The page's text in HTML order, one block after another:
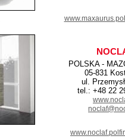
POLSKA -
05-831
ul.
tel.: +48 22